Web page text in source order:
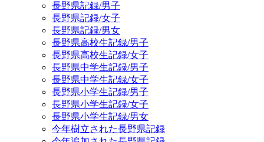
長野県記録/男子
長野県記録/女子
長野県記録/男女
長野県高校生記録/男子
長野県高校生記録/女子
長野県中学生記録/男子
長野県中学生記録/女子
長野県小学生記録/男子
長野県小学生記録/女子
長野県小学生記録/男女
今年樹立された長野県記録